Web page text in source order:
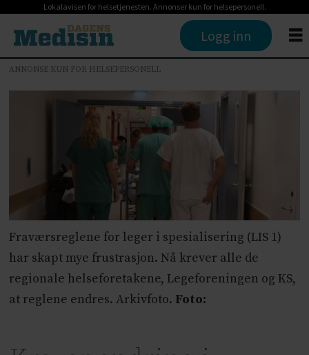
Lokalavisen for helsetjenesten. Annonser kun for helsepersonell.
Logg inn
ANNONSE KUN FOR HELSEPERSONELL
Fraværsreglene for leger i spesialisering (LIS 1)
har skapt mye frustrasjon. Nå krever alle de
regionale helseforetakene, Legeforeningen og KS,
at reglene endres. Arkivfoto. Foto: